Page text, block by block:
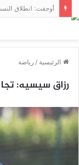
أوجفت: انطلاق
الرئيسية / رياضة
رزاق سيسيه: